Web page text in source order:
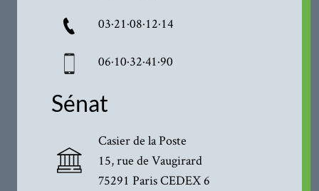
03·21·08·12·14
06·10·32·41·90
Sénat
Casier de la Poste
15, rue de Vaugirard
75291 Paris CEDEX 6